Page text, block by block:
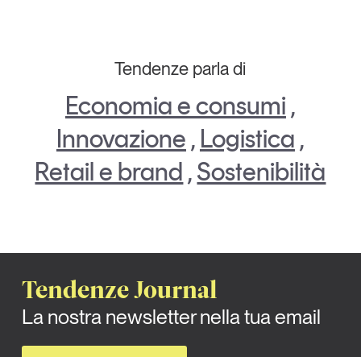
GS1 Italy
Tendenze
GS1 Italy
Tendenze parla di
Economia e consumi ,
Innovazione , Logistica ,
Retail e brand ,Sostenibilità
Tendenze Journal
La nostra newsletter nella tua email